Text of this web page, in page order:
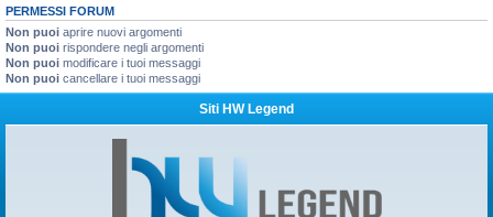
PERMESSI FORUM
Non puoi aprire nuovi argomenti
Non puoi rispondere negli argomenti
Non puoi modificare i tuoi messaggi
Non puoi cancellare i tuoi messaggi
Siti HW Legend